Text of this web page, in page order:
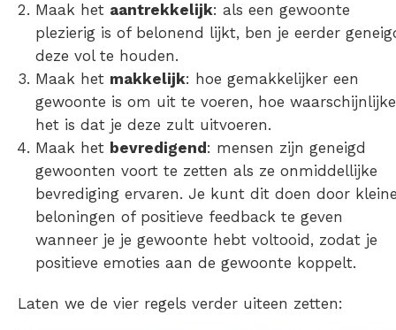
Maak het aantrekkelijk: als een gewoonte
plezierig is of belonend lijkt, ben je eerder
deze vol te houden.
Maak het makkelijk: hoe gemakkelijker een
gewoonte is om uit te voeren, hoe
het is dat je deze zult uitvoeren.
Maak het bevredigend : mensen zijn geneigd
gewoonten voort te zetten als ze onmiddellijke
bevrediging ervaren. Je kunt dit doen door
beloningen of positieve feedback te geven
wanneer je je gewoonte hebt voltooid, zodat je
positieve emoties aan de gewoonte koppelt.
Laten we de vier regels verder uiteen zetten: